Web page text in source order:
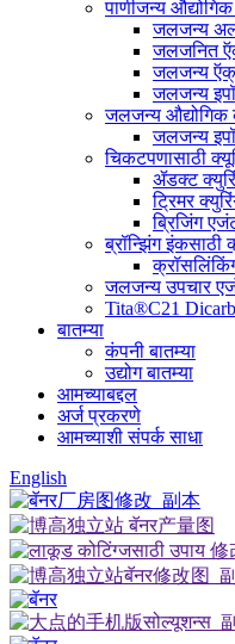
पाणीजन्य
जलजन्य
जलजनित
जलजन्य
जलजन्य
जलजन्य औद्योगिक
जलजन्य
चिकटपणासाठी
ॲडक्ट
ट्रिमर
ब्रिजिंग
ब्रॉन्झिंग
जलजन्य उपचार
Tita®C21
बातम्या
कंपनी बातम्या
उद्योग बातम्या
आमच्याबद्दल
अर्ज प्रकरणे
आमच्याशी संपर्क साधा
English